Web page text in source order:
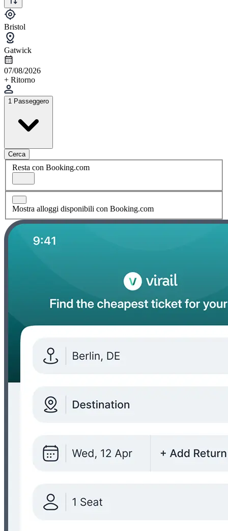
Bristol
Gatwick
07/08/2026
+ Ritorno
1 Passeggero
Cerca
Resta con Booking.com
Mostra alloggi disponibili con Booking.com